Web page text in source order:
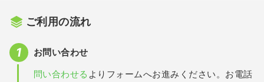
ご利用の流れ
お問い合わせ
問い合わせる よりフォームへお進みください。お電話